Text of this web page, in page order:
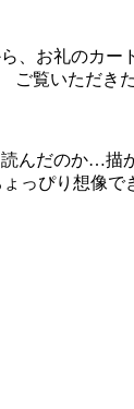
、お礼のカー
ご覧いただき
んだのか…描
ょっぴり想像で